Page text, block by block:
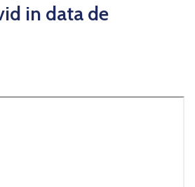
in data de